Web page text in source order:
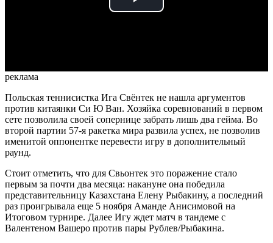
Play
реклама
Польская теннисистка Ига Свёнтек не нашла аргументов
против китаянки Си Ю Ван. Хозяйка соревнований в первом
сете позволила своей сопернице забрать лишь два гейма. Во
второй партии 57-я ракетка мира развила успех, не позволив
именитой оппонентке перевести игру в дополнительный
раунд.
Стоит отметить, что для Свьонтек это поражение стало
первым за почти два месяца: накануне она победила
представительницу Казахстана Елену Рыбакину, а последний
раз проигрывала еще 5 ноября Аманде Анисимовой на
Итоговом турнире. Далее Игу ждет матч в тандеме с
Валентеном Вашеро против пары Рублев/Рыбакина.